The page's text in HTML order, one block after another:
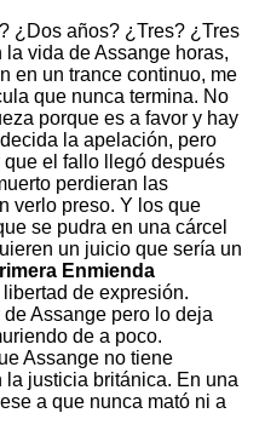
¿Dos años? ¿Tres? ¿Tres
vida de Assange horas,
en un trance continuo, me
que nunca termina. No
porque es a favor y hay
la apelación, pero
el fallo llegó después
perdieran las
verlo preso. Y los que
se pudra en una cárcel
un juicio que sería un
Enmienda
de expresión.
Assange pero lo deja
de a poco.
Assange no tiene
justicia británica. En una
a que nunca mató ni a